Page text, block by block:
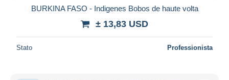
BURKINA FASO - Indigenes Bobos de haute volta
± 13,83 USD
Stato Professionista